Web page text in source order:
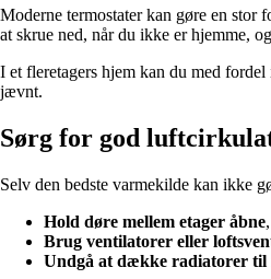
Moderne termostater kan gøre en stor
at skrue ned, når du ikke er hjemme,
I et fleretagers hjem kan du med
jævnt.
Sørg for god
Selv den bedste varmekilde kan ikke
Hold døre mellem etager åbne
Brug ventilatorer eller
Undgå at dække radiatorer til